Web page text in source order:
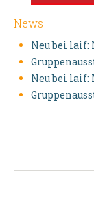
News
Neu bei laif:
Neu bei laif: